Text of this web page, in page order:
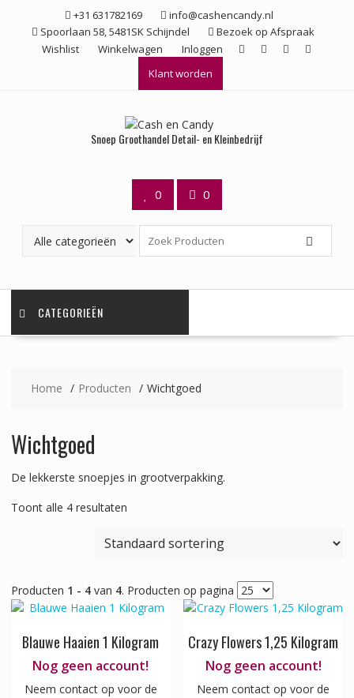
+31 631782169
info@cashencandy.nl
Spoorlaan 58, 5481SK Schijndel
Bezoek op Afspraak
Wishlist
Winkelwagen
Inloggen
Klant worden
Snoep Groothandel Detail- en Kleinbedrijf
0 0
CATEGORIEËN
Home Producten Wichtgoed
Wichtgoed
De lekkerste snoepjes in grootverpakking.
Toont alle 4 resultaten
Producten 1 - 4van 4. Producten op pagina
Blauwe Haaien 1 Kilogram
Nog geen account!
Neem contact op voor de
Crazy Flowers 1,25 Kilogram
Nog geen account!
Neem contact op voor de